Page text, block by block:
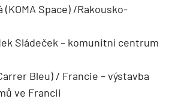
(KOMA Space) /Rakousko-
Sládeček – komunitní centrum
Bleu) / Francie – výstavba
ve Francii